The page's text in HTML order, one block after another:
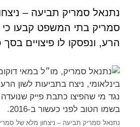
נתנאל סמריק תביעה –
סמריק בתי המשפט קבעו כי
הרע, ונפסקו לו פיצויים בסך כ־
נתנאל סמריק תביעה – ניצחון מלא של